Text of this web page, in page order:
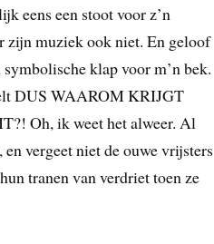
eens een stoot voor z’n
zijn muziek ook niet. En geloof
klap voor m’n bek.
DUS WAAROM KRIJGT
Oh, ik weet het alweer. Al
vergeet niet de ouwe vrijsters
tranen van verdriet toen ze